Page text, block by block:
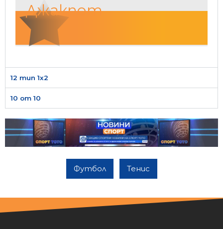
Джакпот
12 тип 1х2
10 от 10
Футбол Тенис